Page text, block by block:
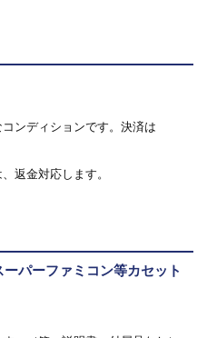
ンディションです。決済は
返金対応します。
パーファミコン等カセット